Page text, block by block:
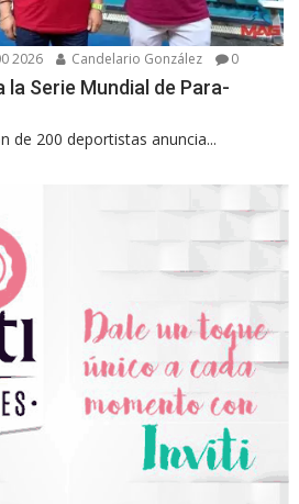
2026 Candelario González 0
la Serie Mundial de Para-
de 200 deportistas anuncia...